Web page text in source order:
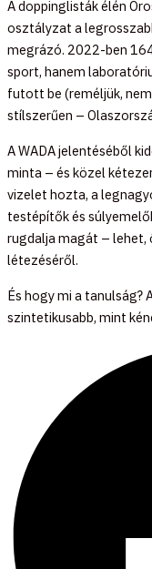
A doppinglisták élén
osztályzat a
megrázó. 2022-ben
sport, hanem
futott be (reméljük,
stílszerűen –
A WADA jelentéséből
minta – és közel
vizelet hozta, a
testépítők és
rugdalja magát – lehet,
létezéséről.
És hogy mi a tanulság?
szintetikusabb, mint